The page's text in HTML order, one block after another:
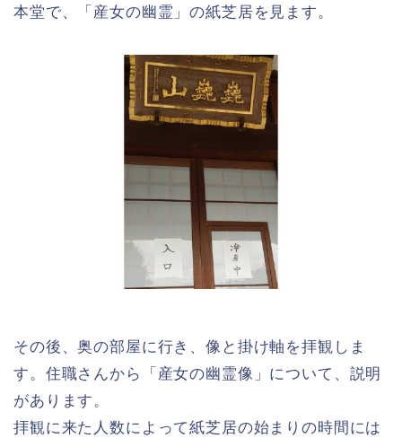
本堂で、「産女の幽霊」の紙芝居を見ます。
その後、奥の部屋に行き、像と掛け軸を拝観しま
す。住職さんから「産女の幽霊像」について、説明
があります。
拝観に来た人数によって紙芝居の始まりの時間には